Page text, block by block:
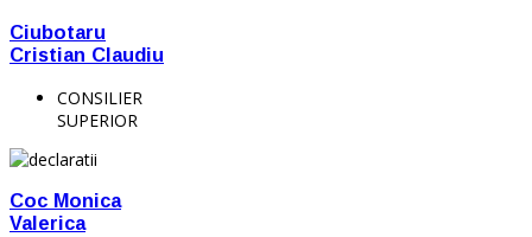
Ciubotaru
Cristian Claudiu
CONSILIER
SUPERIOR
Coc Monica
Valerica